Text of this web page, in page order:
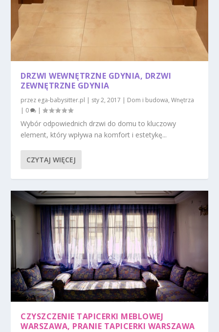
DRZWI WEWNĘTRZNE GDYNIA, DRZWI
ZEWNĘTRZNE GDYNIA
przez ega-babysitter.pl | sty 2, 2017 | Dom i budowa,Wnętrza
| 0 |
Wybór odpowiednich drzwi do domu to kluczowy
element, który wpływa na komfort i estetykę...
CZYTAJ WIĘCEJ
CZYSZCZENIE TAPICERKI MEBLOWEJ
WARSZAWA, PRANIE TAPICERKI WARSZAWA